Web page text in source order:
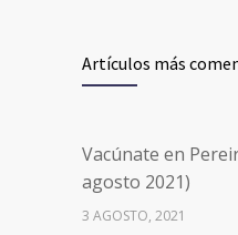
de agosto 2021)
años
Números de
de Atención para
Médicas en los 5
Artículos más
Vacúnate en
agosto 2021)
3 AGOSTO, 2021